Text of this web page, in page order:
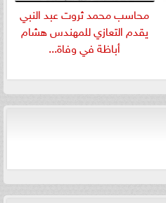
​محاسب محمد ثروت عبد النبي
يقدم التعازي للمهندس هشام
أباظة في وفاة...